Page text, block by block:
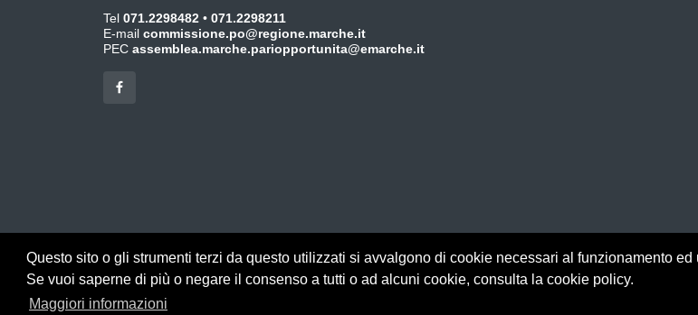
Questo sito o gli strumenti terzi da questo utilizzati si avvalgono di cookie necessari al funzionamento
Se vuoi saperne di più o negare il consenso a tutti o ad alcuni cookie, consulta la cookie policy.
Maggiori informazioni
Tel 071.2298482 • 071.2298211
E-mail commissione.po@regione.marche.it
PEC assemblea.marche.pariopportunita@emarche.it
© CopyrightCPO . All Rights